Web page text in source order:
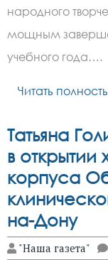
народного
мощным
учебного года….
Читать
Татьяна
в открытии
корпуса
на-Дону
"Наша газета"